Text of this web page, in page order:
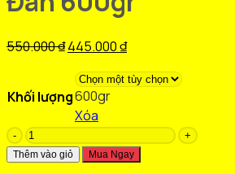
550.000₫Giá
là:
550.000 ₫.
445.000₫Giá
tại
Khối lượng600gr
Xóa
Set
Quà
Thêm vào giỏ Mua Ngay